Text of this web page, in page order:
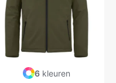
6kleuren